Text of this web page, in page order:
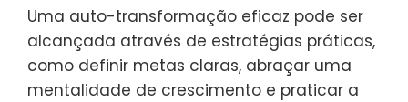
Uma auto-transformação eficaz pode ser
alcançada através de estratégias práticas,
como definir metas claras, abraçar uma
mentalidade de crescimento e praticar a